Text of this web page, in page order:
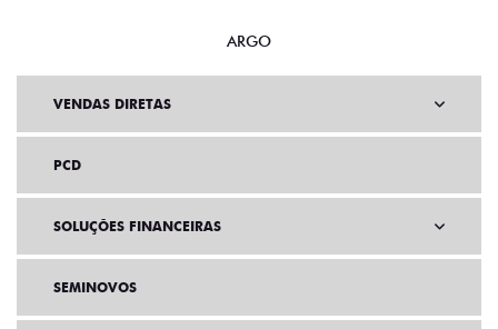
ARGO
VENDAS DIRETAS
PCD
SOLUÇÕES FINANCEIRAS
SEMINOVOS